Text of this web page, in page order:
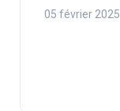
05 février 2025